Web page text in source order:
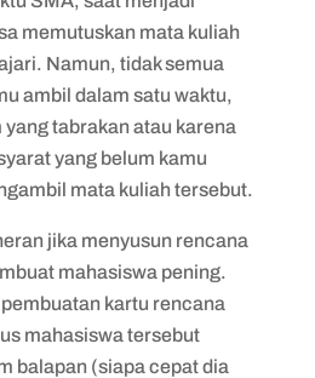
organisasi dengan
telah dibuat
menjadi lebih
menjadi lebih mudah
baik, organisasi
memutuskan mata kuliah
Namun, tidak semua
ambil dalam satu waktu,
tabrakan atau karena
yang belum kamu
mata kuliah tersebut.
jika menyusun rencana
mahasiswa pening.
kartu rencana
mahasiswa tersebut
balapan (siapa cepat dia